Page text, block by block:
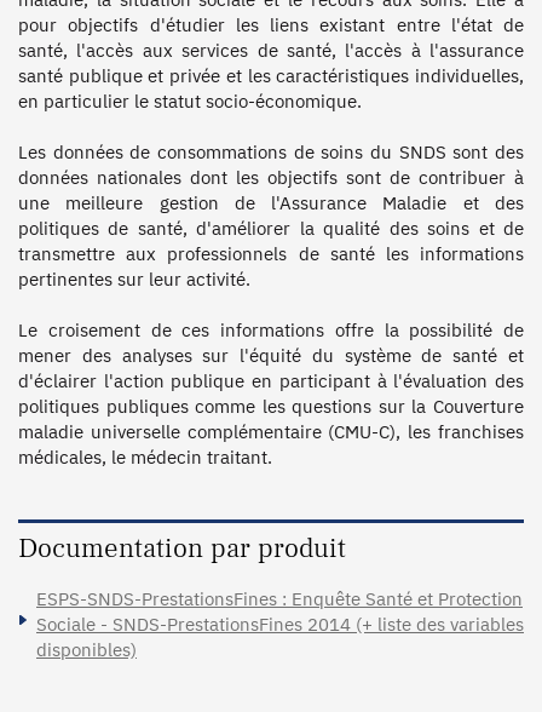
pour objectifs d'étudier les liens existant entre l'état de
santé, l'accès aux services de santé, l'accès à l'assurance
santé publique et privée et les caractéristiques individuelles,
en particulier le statut socio-économique.
Les données de consommations de soins du SNDS sont des
données nationales dont les objectifs sont de contribuer à
une meilleure gestion de l'Assurance Maladie et des
politiques de santé, d'améliorer la qualité des soins et de
transmettre aux professionnels de santé les informations
pertinentes sur leur activité.
Le croisement de ces informations offre la possibilité de
mener des analyses sur l'équité du système de santé et
d'éclairer l'action publique en participant à l'évaluation des
politiques publiques comme les questions sur la Couverture
maladie universelle complémentaire (CMU-C), les franchises
médicales, le médecin traitant.
Documentation par produit
ESPS-SNDS-PrestationsFines : Enquête Santé et Protection
Sociale - SNDS-PrestationsFines 2014 (+ liste des variables
disponibles)